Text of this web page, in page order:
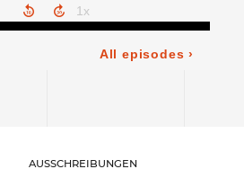
AUSSCHREIBUNGEN